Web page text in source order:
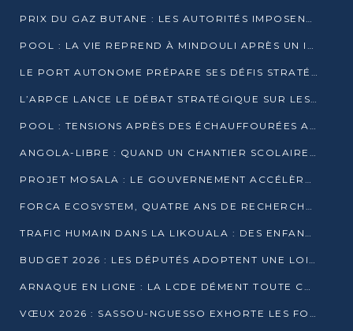
PRIX DU GAZ BUTANE : LES AUTORITÉS IMPOSENT LE RESPECT DES PRIX RÉGLEMENTÉS
POOL : LA VIE REPREND À MINDOULI APRÈS UN INCIDENT ARMÉ SUR LA RN1
LE PORT AUTONOME PRÉPARE SES DÉFIS STRATÉGIQUES DE 2026
L’ARPCE LANCE LE DÉBAT STRATÉGIQUE SUR LES DONNÉES, L’IA ET LA FINANCE NUMÉRIQUE AU CONGO
POOL : TENSIONS APRÈS DES ÉCHAUFFOURÉES ARMÉES ENTRE DGSP ET EX-MILICIENS NINJA
ANGOLA-LIBRE : QUAND UN CHANTIER SCOLAIRE DEVIENT LE MIROIR D’UN CONGO EN MOUVEMENT
PROJET MOSALA : LE GOUVERNEMENT ACCÉLÈRE L’INSERTION DES JEUNES EN 2026
FORCA ECOSYSTEM, QUATRE ANS DE RECHERCHE DE TERRAIN AVANT UN LANCEMENT OFFICIEL EN 2026
TRAFIC HUMAIN DANS LA LIKOUALA : DES ENFANTS AUTOCHTONES RÉDUITS AU TRAVAIL FORCÉ
BUDGET 2026 : LES DÉPUTÉS ADOPTENT UNE LOI DES FINANCES DE PLUS DE 2500 MILLIARDS FCFA
ARNAQUE EN LIGNE : LA LCDE DÉMENT TOUTE CAMPAGNE DE RECRUTEMENT
VŒUX 2026 : SASSOU-NGUESSO EXHORTE LES FORCES VIVES À RENFORCER L’UNITÉ